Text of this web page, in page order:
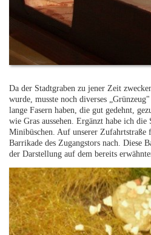
Da der Stadtgraben zu jener Zeit
wurde, musste noch diverses
lange Fasern haben, die gut gedehnt,
wie Gras aussehen. Ergänzt habe ich
Minibüschen. Auf unserer Zufahrtstraße
Barrikade des Zugangstors nach. Diese
der Darstellung auf dem bereits